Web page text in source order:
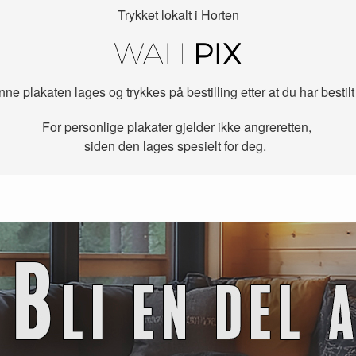
Trykket lokalt i Horten
plakaten lages og trykkes på bestilling etter at du har
For personlige plakater gjelder ikke angreretten,
siden den lages spesielt for deg.